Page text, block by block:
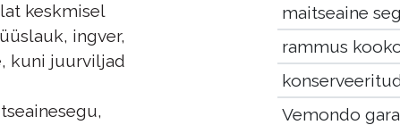
keskmisel
ingver,
kuni juurviljad
maitseaine
rammus
Vemondo